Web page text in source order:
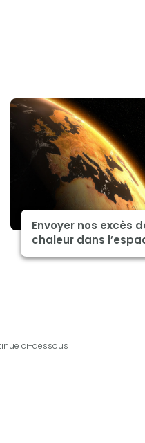
Envoyer nos excès
chaleur dans
ci-dessous